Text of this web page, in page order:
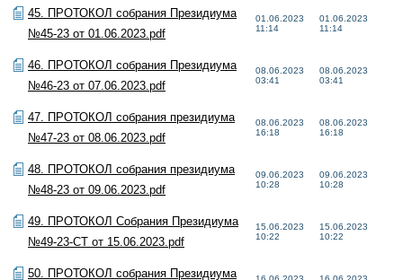
45. ПРОТОКОЛ собрания Президиума
№45-23 от 01.06.2023.pdf
01.06.2023
11:14
01.06.2023
11:14
46. ПРОТОКОЛ собрания Президиума
№46-23 от 07.06.2023.pdf
08.06.2023
03:41
08.06.2023
03:41
47. ПРОТОКОЛ собрания президиума
№47-23 от 08.06.2023.pdf
08.06.2023
16:18
08.06.2023
16:18
48. ПРОТОКОЛ собрания президиума
№48-23 от 09.06.2023.pdf
09.06.2023
10:28
09.06.2023
10:28
49. ПРОТОКОЛ Собрания Президиума
№49-23-СТ от 15.06.2023.pdf
15.06.2023
10:22
15.06.2023
10:22
50. ПРОТОКОЛ собрания Президиума